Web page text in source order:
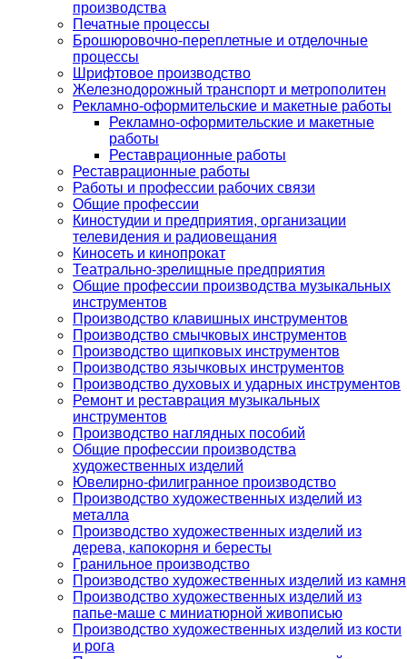
производства
Печатные процессы
Брошюровочно-переплетные и отделочные
процессы
Шрифтовое производство
Железнодорожный транспорт и метрополитен
Рекламно-оформительские и макетные работы
Рекламно-оформительские и макетные
работы
Реставрационные работы
Реставрационные работы
Работы и профессии рабочих связи
Общие профессии
Киностудии и предприятия, организации
телевидения и радиовещания
Киносеть и кинопрокат
Театрально-зрелищные предприятия
Общие профессии производства музыкальных
инструментов
Производство клавишных инструментов
Производство смычковых инструментов
Производство щипковых инструментов
Производство язычковых инструментов
Производство духовых и ударных инструментов
Ремонт и реставрация музыкальных
инструментов
Производство наглядных пособий
Общие профессии производства
художественных изделий
Ювелирно-филигранное производство
Производство художественных изделий из
металла
Производство художественных изделий из
дерева, капокорня и бересты
Гранильное производство
Производство художественных изделий из камня
Производство художественных изделий из
папье-маше с миниатюрной живописью
Производство художественных изделий из кости
и рога